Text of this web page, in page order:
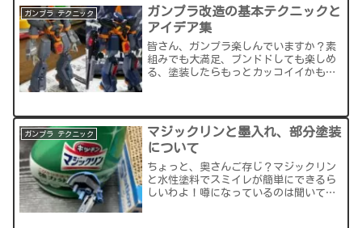
ガンプラ テクニック
ガンプラ改造の基本テクニックと
アイデア集
皆さん、ガンプラ楽しんでいますか？素
組みでも大満足、ブンドドしても楽しめ
る、塗装したらもっとカッコイイかも、
ニック』を記事にしてみま...
ガンプラ テクニック
マジックリンと墨入れ、部分塗装
について
ちょっと、奥さんご存じ？マジックリン
と水性塗料でスミイレが簡単にできるら
しいわよ！噂になっているのは聞いてい